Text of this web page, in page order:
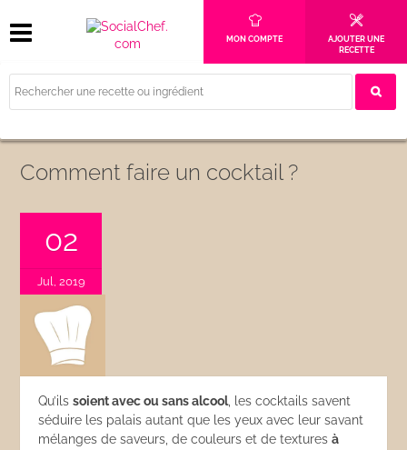
MON COMPTE
AJOUTER UNE
RECETTE
Comment faire un cocktail ?
02
Jul, 2019
Qu’ilssoient avec ou sans alcool, les cocktails savent
séduire les palais autant que les yeux avec leur savant
mélanges de saveurs, de couleurs et de texturesà